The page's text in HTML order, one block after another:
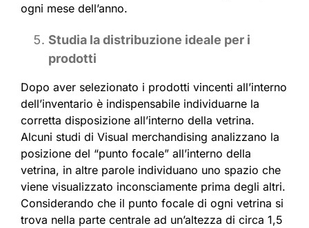
ogni mese dell’anno.
Studia la distribuzione ideale per i
prodotti
Dopo aver selezionato i prodotti vincenti all’interno
dell’inventario è indispensabile individuarne la
corretta disposizione all’interno della vetrina.
Alcuni studi di Visual merchandising analizzano la
posizione del “punto focale” all’interno della
vetrina, in altre parole individuano uno spazio che
viene visualizzato inconsciamente prima degli altri.
Considerando che il punto focale di ogni vetrina si
trova nella parte centrale ad un’altezza di circa 1,5